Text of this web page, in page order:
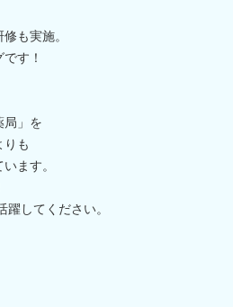
も実施。
す！
局」を
りも
ます。
してください。